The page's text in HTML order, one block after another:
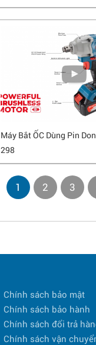
Máy Bắt ỐC Dùng Pin
298
1 2 3
Chính sách bảo mật
Chính sách bảo hành
Chính sách đổi trả
Chính sách vận